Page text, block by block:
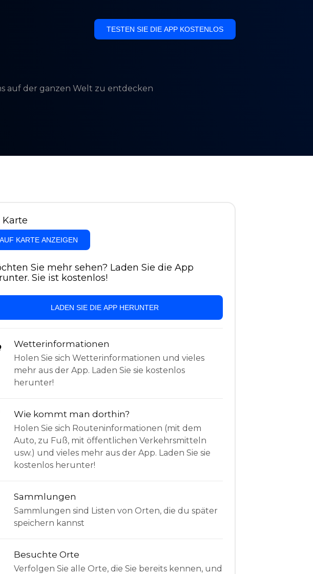
TESTEN SIE DIE APP KOSTENLOS
auf der ganzen Welt zu entdecken
Karte
AUF KARTE ANZEIGEN
Sie mehr sehen? Laden Sie die App
Sie ist kostenlos!
LADEN SIE DIE APP HERUNTER
Wetterinformationen
Holen Sie sich Wetterinformationen und vieles
mehr aus der App. Laden Sie sie kostenlos
herunter!
Wie kommt man dorthin?
Holen Sie sich Routeninformationen (mit dem
Auto, zu Fuß, mit öffentlichen Verkehrsmitteln
usw.) und vieles mehr aus der App. Laden Sie sie
kostenlos herunter!
Sammlungen
Sammlungen sind Listen von Orten, die du später
speichern kannst
Besuchte Orte
Verfolgen Sie alle Orte, die Sie bereits kennen, und